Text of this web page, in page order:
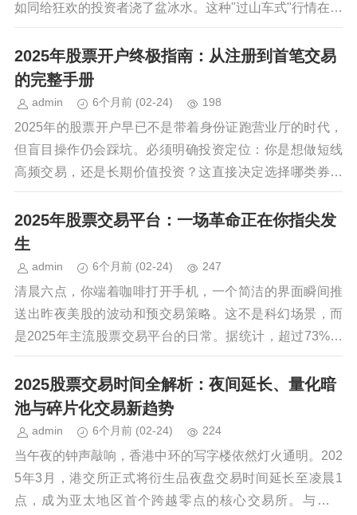
如同给狂欢的投资者浇了盆冰水。这种"过山车式"行情在近
三个月反复上演，让2025年的大...
2025年股票开户终极指南：从注册到首笔交易
的完整手册
admin 6个月前 (02-24) 198
2025年的股票开户早已不是带着身份证跑营业厅的时代，
但盲目操作仍会踩坑。必须明确投资定位：你是想做短线
高频交易，还是长期价值投资？这直接决定选择哪类券商
——前者需要极速交易系统和低佣金，后者则更看重...
2025年股票交易平台：一场革命正在你指尖发
生
admin 6个月前 (02-24) 247
清晨六点，你端着咖啡打开手机，一个简洁的界面瞬间推
送出昨夜美股的波动和预交易策略。这不是科幻场景，而
是2025年主流股票交易平台的日常。据统计，超过73%的
18-35岁人群通过移动端平台完成首次投资，...
2025股票交易时间全解析：夜间延长、量化暗
池与碎片化交易新趋势
admin 6个月前 (02-24) 224
当午夜的钟声敲响，香港中环的写字楼依然灯火通明。202
5年3月，港交所正式将衍生品夜盘交易时间延长至凌晨1
点，成为亚太地区首个跨越零点的核心交易所。与此同